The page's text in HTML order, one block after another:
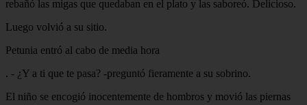
rebañó las migas que quedaban en el plato y las saboreó. Delicioso.
Luego volvió a su sitio.
Petunia entró al cabo de media hora
. - ¿Y a ti que te pasa? -preguntó fieramente a su sobrino.
El niño se encogió inocentemente de hombros y movió las piernas